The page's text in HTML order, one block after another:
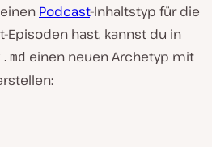
Podcast-Inhaltstyp für die
Episoden hast, kannst du in
einen neuen Archetyp mit